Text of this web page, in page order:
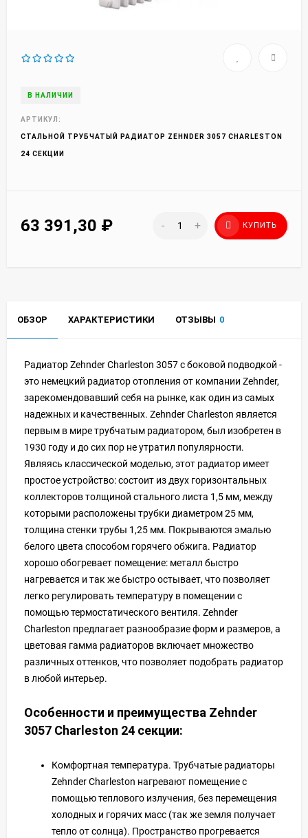
В НАЛИЧИИ
АРТИКУЛ:
СТАЛЬНОЙ ТРУБЧАТЫЙ РАДИАТОР ZEHNDER 3057 CHARLESTON
24 СЕКЦИИ
63 391,30 ₽ - + КУПИТЬ
ОБЗОР ХАРАКТЕРИСТИКИ ОТЗЫВЫ 0
Радиатор Zehnder Charleston 3057 с боковой подводкой -
это немецкий радиатор отопления от компании Zehnder,
зарекомендовавший себя на рынке, как один из самых
надежных и качественных. Zehnder Charleston является
первым в мире трубчатым радиатором, был изобретен в
1930 году и до сих пор не утратил популярности.
Являясь классической моделью, этот радиатор имеет
простое устройство: состоит из двух горизонтальных
коллекторов толщиной стального листа 1,5 мм, между
которыми расположены трубки диаметром 25 мм,
толщина стенки трубы 1,25 мм. Покрываются эмалью
белого цвета способом горячего обжига. Радиатор
хорошо обогревает помещение: металл быстро
нагревается и так же быстро остывает, что позволяет
легко регулировать температуру в помещении с
помощью термостатического вентиля. Zehnder
Charleston предлагает разнообразие форм и размеров, а
цветовая гамма радиаторов включает множество
различных оттенков, что позволяет подобрать радиатор
в любой интерьер.
Особенности и преимущества Zehnder
3057 Charleston 24 секции:
Комфортная температура. Трубчатые радиаторы
Zehnder Charleston нагревают помещение с
помощью теплового излучения, без перемещения
холодных и горячих масс (так же земля получает
тепло от солнца). Пространство прогревается